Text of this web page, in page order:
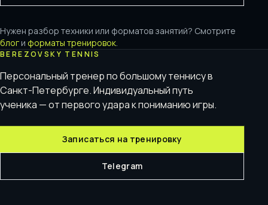
Нужен разбор техники или форматов занятий? Смотрите
блог и форматы тренировок.
BEREZOVSKY TENNIS
Персональный тренер по большому теннису в
Санкт-Петербурге. Индивидуальный путь
ученика — от первого удара к пониманию игры.
Записаться на тренировку
Telegram